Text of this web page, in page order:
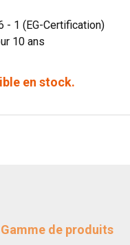
- 1 (EG-Certification)
10 ans
en stock.
Gamme de produits